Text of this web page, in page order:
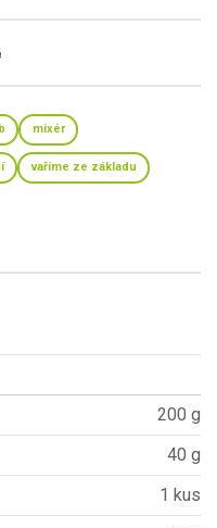
mixér
vaříme ze základu
200 g
40 g
1 kus